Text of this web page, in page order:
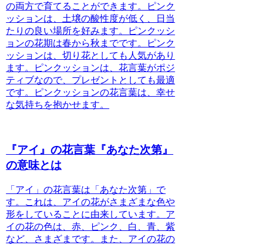
の両方で育てることができます。ピンク
ッションは、土壌の酸性度が低く、日当
たりの良い場所を好みます。ピンクッシ
ョンの花期は春から秋までです。ピンク
ッションは、切り花としても人気があり
ます。ピンクッションは、花言葉がポジ
ティブなので、プレゼントとしても最適
です。ピンクッションの花言葉は、幸せ
な気持ちを抱かせます。
『アイ』の花言葉『あなた次第』
の意味とは
「アイ」の花言葉は「あなた次第」で
す。これは、アイの花がさまざまな色や
形をしていることに由来しています。 ア
イの花の色は、赤、ピンク、白、青、紫
など、さまざまです。また、アイの花の